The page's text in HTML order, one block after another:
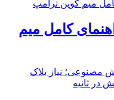
کامل میم